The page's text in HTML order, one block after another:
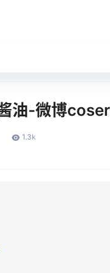
油-微博
1.3k